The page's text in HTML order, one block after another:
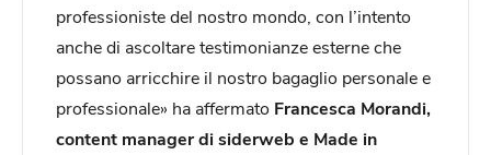
professioniste del nostro mondo, con l’intento
anche di ascoltare testimonianze esterne che
possano arricchire il nostro bagaglio personale e
professionale» ha affermato Francesca Morandi,
content manager di siderweb e Made in